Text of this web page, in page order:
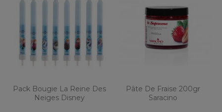
Pack Bougie La Reine Des
Neiges Disney
Pâte De Fraise 200gr
Saracino